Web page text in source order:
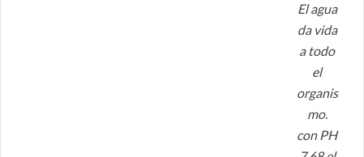
El agua
da vida
a todo
el
organis
mo.
con PH